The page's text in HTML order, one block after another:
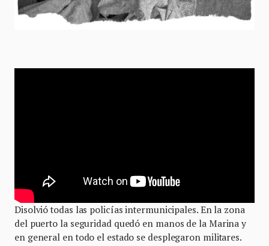
Disolvió todas las policías intermunicipales. En la zona
del puerto la seguridad quedó en manos de la Marina y
en general en todo el estado se desplegaron militares.